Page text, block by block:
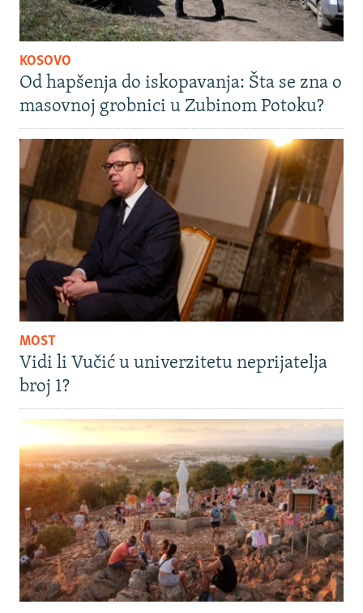
KOSOVO
Od hapšenja do iskopavanja: Šta se zna o
masovnoj grobnici u Zubinom Potoku?
MOST
Vidi li Vučić u univerzitetu neprijatelja
broj 1?